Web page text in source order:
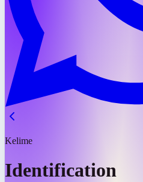
Kelime
Identification